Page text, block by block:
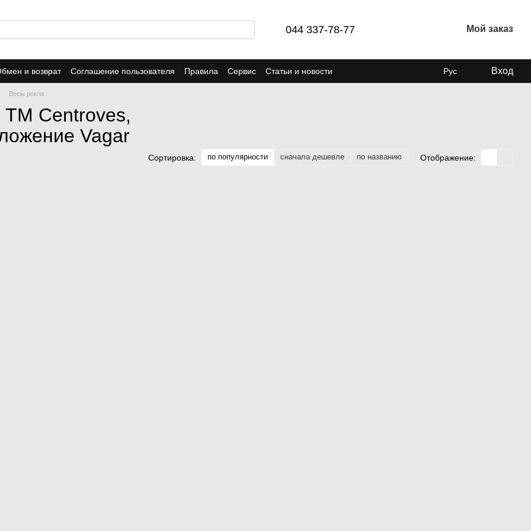
044 337-78-77 Мой заказ
и возврат Соглашение пользователя Правила Сервис
Статьи и новости
Рус Вход
Весы рокла
ТМ Centroves,
Vagar
Сортировка: по популярности сначала дешевле по названию Отображение: